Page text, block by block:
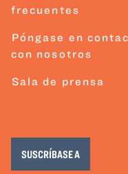
frecuentes
Póngase en
con nosotros
Sala de prensa
SUSCRÍBASE A